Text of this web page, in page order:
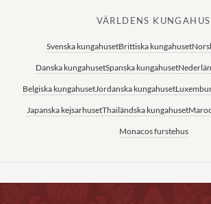
VÄRLDENS KUNGAHUS
Svenska kungahusetBrittiska kungahuset
Danska kungahusetSpanska kungahuset
Belgiska kungahusetJordanska kungahuset
Japanska kejsarhusetThailändska kungahuset
Monacos furstehus